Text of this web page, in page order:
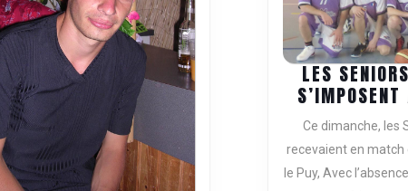
LES
Ce dimanche, les
recevaient en match
le Puy, Avec